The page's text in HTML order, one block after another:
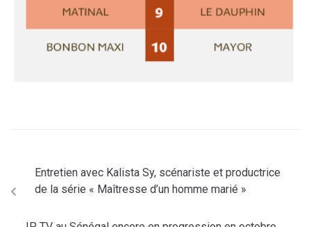
Entretien avec Kalista Sy, scénariste et productrice
de la série « Maîtresse d’un homme marié »